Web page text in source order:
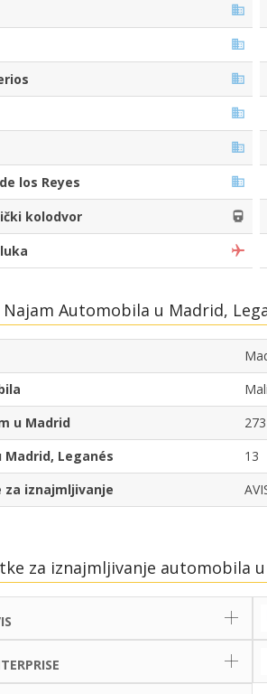
los Reyes
kolodvor
Automobila u Madrid,
u Madrid
273
Leganés
13
za iznajmljivanje
za iznajmljivanje automobila